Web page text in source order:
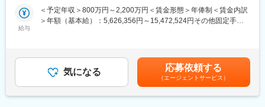
の成果創出にコミットする伴走型コンサルティングを担います。※
クライアント先に常駐の場合あり（首都圏(東京・千葉・埼玉・神
奈川)の顧客先へ常駐／一部首都圏以外の可能性あり）
組織・人材の統合設計
・新規事業の構想・立ち上げ、ローンチに向けたプロジェクト推
給与
＜予定年収＞800万円～2,200万円＜賃金形態＞年俸制＜賃金内訳
＞年額（基本給）：5,626,356円～15,472,524円その他固定手当/
当を含む）＜昇給有無＞有＜残業手当＞有＜給与補足＞■管理監督
者（パートナー以上）の場合：年収2200～5000万／基本給：
19,474,752～45,635,328円／役職手当：9～12万／深夜手当：
120437～243722円※詳細はオファー時提示■管理監督者採用の場
気になる 応募依頼する
（エージェントサービス）